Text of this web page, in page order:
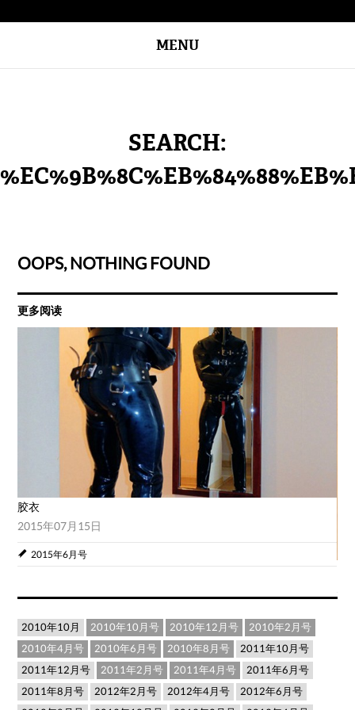
MENU
SEARCH:
OOPS, NOTHING FOUND
更多阅读
胶衣
2015年07月15日
2015年6月号
2010年10月 2010年10月号 2010年12月号
2010年2月号
2010年4月号
2010年6月号 2010年8月号
2011年10月号
2011年12月号
2011年2月号 2011年4月号
2011年6月号
2011年8月号
2012年2月号 2012年4月号
2012年6月号